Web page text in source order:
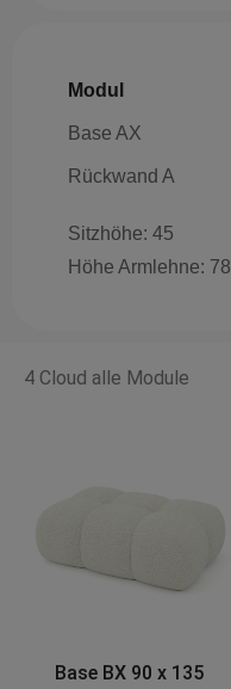
Modul
Base AX
Rückwand A
Sitzhöhe: 45
Höhe Armlehne: 78
4 Cloud alle Module
Rückwand A 90 x 40